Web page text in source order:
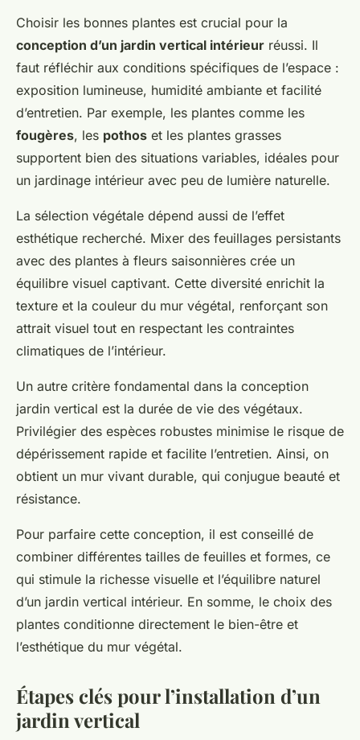
Choisir les bonnes plantes est crucial pour la
conception d’un jardin vertical intérieur réussi. Il
faut réfléchir aux conditions spécifiques de l’espace :
exposition lumineuse, humidité ambiante et facilité
d’entretien. Par exemple, les plantes comme les
fougères, les pothos et les plantes grasses
supportent bien des situations variables, idéales pour
un jardinage intérieur avec peu de lumière naturelle.
La sélection végétale dépend aussi de l’effet
esthétique recherché. Mixer des feuillages persistants
avec des plantes à fleurs saisonnières crée un
équilibre visuel captivant. Cette diversité enrichit la
texture et la couleur du mur végétal, renforçant son
attrait visuel tout en respectant les contraintes
climatiques de l’intérieur.
Un autre critère fondamental dans la conception
jardin vertical est la durée de vie des végétaux.
Privilégier des espèces robustes minimise le risque de
dépérissement rapide et facilite l’entretien. Ainsi, on
obtient un mur vivant durable, qui conjugue beauté et
résistance.
Pour parfaire cette conception, il est conseillé de
combiner différentes tailles de feuilles et formes, ce
qui stimule la richesse visuelle et l’équilibre naturel
d’un jardin vertical intérieur. En somme, le choix des
plantes conditionne directement le bien-être et
l’esthétique du mur végétal.
Étapes clés pour l’installation d’un
jardin vertical